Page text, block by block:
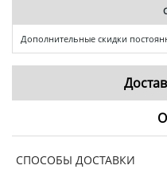
Дополнительные скидки
СПОСОБЫ ДОСТАВКИ